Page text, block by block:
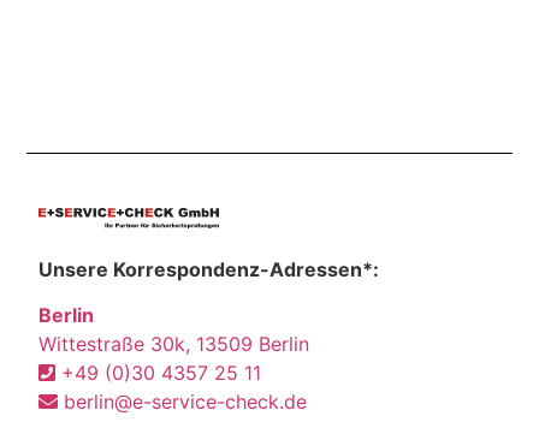
Unsere Korrespondenz-Adressen*:
Berlin
Wittestraße 30k, 13509 Berlin
+49 (0)30 4357 25 11
berlin@e-service-check.de